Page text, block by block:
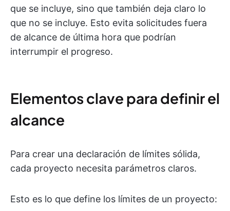
que se incluye, sino que también deja claro lo
que no se incluye. Esto evita solicitudes fuera
de alcance de última hora que podrían
interrumpir el progreso.
Elementos clave para definir el
alcance
Para crear una declaración de límites sólida,
cada proyecto necesita parámetros claros.
Esto es lo que define los límites de un proyecto: